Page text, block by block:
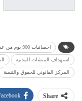
احصائيات 900 يوم من عدوان التحالف السعودي على اليمن
استهداف المنشآت المدنية
المركز القانوني للحقوق والتنمية
Share